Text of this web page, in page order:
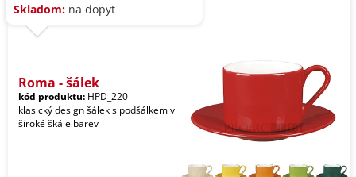
Skladom: na dopyt
Roma - šálek
kód produktu: HPD_220
klasický design šálek s podšálkem v
široké škále barev